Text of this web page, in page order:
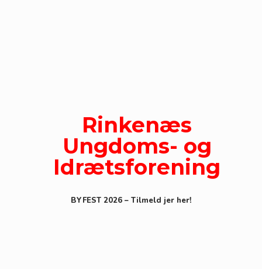
Rinkenæs
Ungdoms- og
Idrætsforening
BYFEST 2026 – Tilmeld jer her!